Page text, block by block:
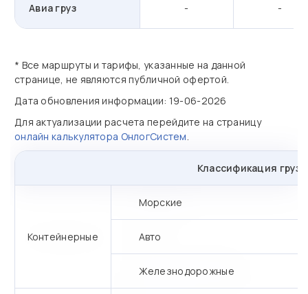
Авиа груз - -
* Все маршруты и тарифы, указанные на данной
странице, не являются публичной офертой.
Дата обновления информации: 19-06-2026
Для актуализации расчета перейдите на страницу
онлайн калькулятора ОнлогСистем.
Классификация
Контейнерные
Морские
Авто
Железнодорожные